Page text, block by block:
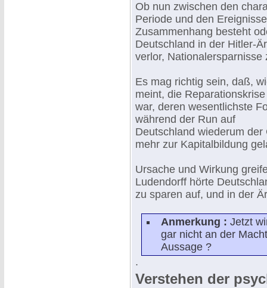
Ob nun zwischen den
Periode und den
Zusammenhang besteht
Deutschland in der Hitler-
verlor, Nationalersparnisse
Es mag richtig sein, daß,
meint, die
war, deren wesentlichste
während der Run auf
Deutschland wiederum
mehr zur Kapitalbildung
Ursache und Wirkung
Ludendorff hörte
zu sparen auf, und in der
Anmerkung : Jetzt
gar nicht an der
Aussage ?
.
Verstehen der